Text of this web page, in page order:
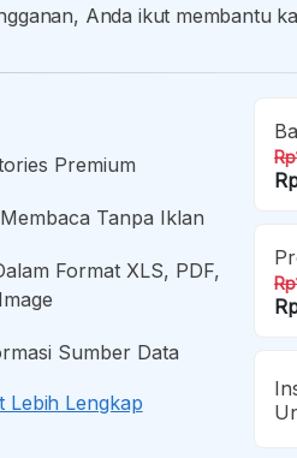
Anda ikut membantu
Premium
Tanpa Iklan
Format XLS, PDF,
Sumber Data
Lebih Lengkap